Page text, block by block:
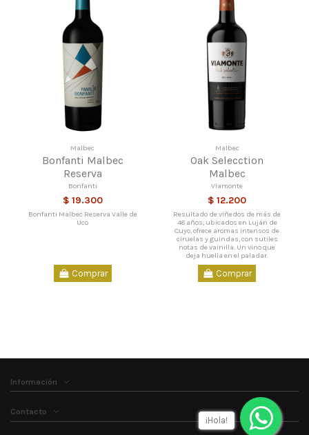
Malbec
Bonfanti Malbec
Reserva
Bonfanti
$ 19.300
Bonfanti Malbec Reserva Valle de
Uco
Comprar
Malbec
Oak Selecction
Malbec
Viamonte
$ 12.200
Resultado de viñedos de más de
48 años, ubicados en Luján de
Cuyo, ofrece aromas intensos de
ciruelas y guindas, con sutiles
notas de vainilla. Un vino que
deja huella en el paladar.
Comprar
Información
Contacto
¡Hola!